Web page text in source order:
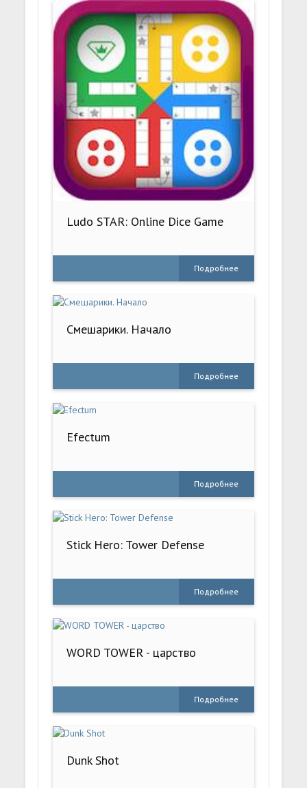
Ludo STAR: Online Dice Game
Подробнее
Смешарики. Начало
Подробнее
Efectum
Подробнее
Stick Hero: Tower Defense
Подробнее
WORD TOWER - царство
Подробнее
Dunk Shot